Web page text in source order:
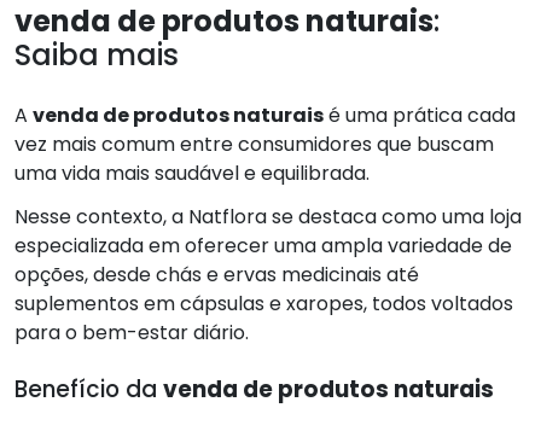
venda de produtos naturais:
Saiba mais
A venda de produtos naturaisé uma prática cada
vez mais comum entre consumidores que buscam
uma vida mais saudável e equilibrada.
Nesse contexto, a Natflora se destaca como uma loja
especializada em oferecer uma ampla variedade de
opções, desde chás e ervas medicinais até
suplementos em cápsulas e xaropes, todos voltados
para o bem-estar diário.
Benefício da venda de produtos naturais